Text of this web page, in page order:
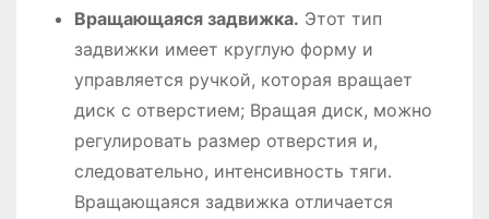
Вращающаяся задвижка. Этот тип
задвижки имеет круглую форму и
управляется ручкой, которая вращает
диск с отверстием; Вращая диск, можно
регулировать размер отверстия и,
следовательно, интенсивность тяги.
Вращающаяся задвижка отличается